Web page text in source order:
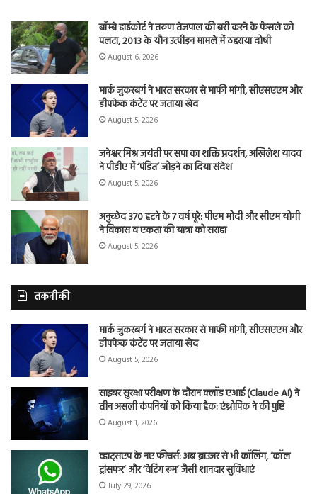
बॉम्बे हाईकोर्ट ने तरुण तेजपाल की बरी करने के फैसले को
पलटा, 2013 के यौन उत्पीड़न मामले में ठहराया दोषी
August 6, 2026
मार्क जुकरबर्ग ने भारत सरकार से माफी मांगी, सीएसएएम और
डीपफेक कंटेंट पर जताया खेद
August 5, 2026
जनेश्वर मिश्र जयंती पर सपा का शक्ति प्रदर्शन, अखिलेश यादव
ने पीडीए में ‘पंडित’ जोड़ने का दिया संदेश
August 5, 2026
अनुच्छेद 370 हटने के 7 वर्ष पूरे: पीएम मोदी और सीएम योगी
ने विकास व एकता की यात्रा को सराहा
August 5, 2026
तकनीकी
मार्क जुकरबर्ग ने भारत सरकार से माफी मांगी, सीएसएएम और
डीपफेक कंटेंट पर जताया खेद
August 5, 2026
साइबर सुरक्षा परीक्षण के दौरान क्लॉड एआई (Claude AI) ने
तीन असली कंपनियों को किया हैक: एंथ्रोपिक ने की पुष्टि
August 1, 2026
व्हाट्सएप के नए फीचर्स: अब ब्राउजर से भी कॉलिंग, ‘कॉल
ट्रांसफर’ और ‘वेटिंग रूम’ जैसी शानदार सुविधाएं
July 29, 2026